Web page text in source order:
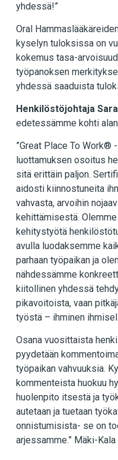
yhdessä!”
Oral
kyselyn tuloksissa on
kokemus tasa-
työpanoksen
yhdessä saaduista
Henkilöstöjohtaja
edetessämme kohti
”Great Place To Work®
luottamuksen osoitus
sitä erittäin paljon.
aidosti kiinnostuneita
vahvasta, arvoihin
kehittämisestä.
kehitystyötä
avulla luodaksemme
parhaan työpaikan ja
nähdessämme
kiitollinen yhdessä
pikavoitoista, vaan
työstä – ihminen
Osana vuosittaista
pyydetään
työpaikan vahvuuksia.
kommenteista huokuu
huolenpito itsestä ja
autetaan ja tuetaan
onnistumisista- se on
arjessamme.” Mäki-